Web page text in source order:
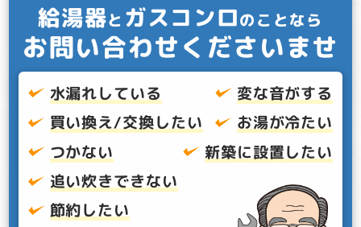
給湯器と ガスコンロのことなら
お問い合わせくださいませ
水漏れしている
変な音がする
買い換え/交換したい
お湯が冷たい
つかない
新築に設置したい
追い炊きできない
節約したい